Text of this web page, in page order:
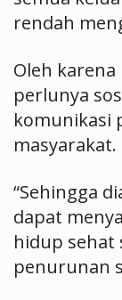
rendah
Oleh
perlunya
komunikasi
masyarakat.
“Sehingga
dapat
hidup sehat
penurunan